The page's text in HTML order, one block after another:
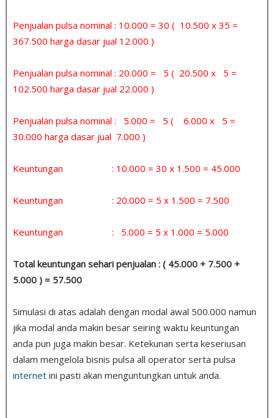
Penjualan pulsa nominal : 10.000 = 30 ( 10.500 x 35 =
367.500 harga dasar jual 12.000 )
Penjualan pulsa nominal : 20.000 = 5 ( 20.500 x 5 =
102.500 harga dasar jual 22.000 )
Penjualan pulsa nominal : 5.000 = 5 ( 6.000 x 5 =
30.000 harga dasar jual 7.000 )
Keuntungan : 10.000 = 30 x 1.500 = 45.000
Keuntungan : 20.000 = 5 x 1.500 = 7.500
Keuntungan : 5.000 = 5 x 1.000 = 5.000
Total keuntungan sehari penjualan : ( 45.000 + 7.500 +
5.000 ) = 57.500
Simulasi di atas adalah dengan modal awal 500.000 namun
jika modal anda makin besar seiring waktu keuntungan
anda pun juga makin besar. Ketekunan serta keseriusan
dalam mengelola bisnis pulsa all operator serta pulsa
internet ini pasti akan menguntungkan untuk anda.